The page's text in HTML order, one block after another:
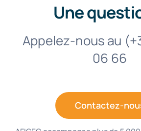
Une
Appelez-nous au
06 66
Contactez-